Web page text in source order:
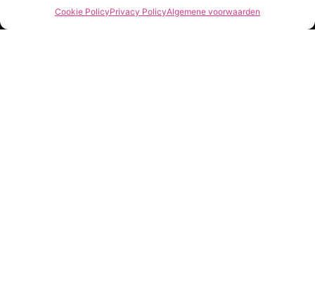
Cookie PolicyPrivacy PolicyAlgemene voorwaarden
Schrijf je in voor onze nieuwsbrief!